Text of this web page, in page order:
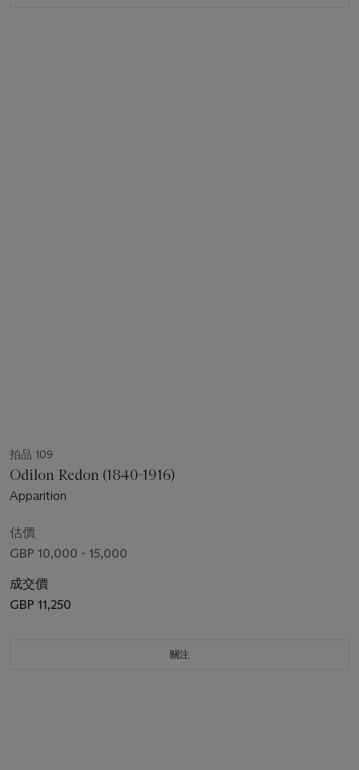
拍品 109
Odilon Redon (1840-1916)
Apparition
估價
GBP 10,000 - 15,000
成交價
GBP 11,250
關注